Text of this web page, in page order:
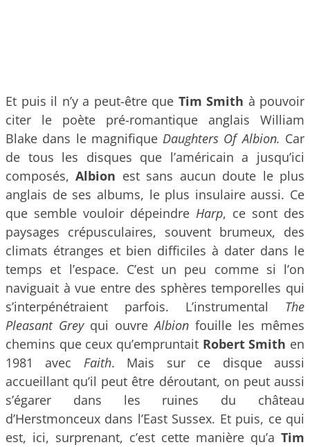
Et puis il n’y a peut-être que Tim Smith à pouvoir
citer le poète pré-romantique anglais William
Blake dans le magnifiqueDaughters Of Albion. Car
de tous les disques que l’américain a jusqu’ici
composés,Albion est sans aucun doute le plus
anglais de ses albums, le plus insulaire aussi. Ce
que semble vouloir dépeindre Harp, ce sont des
paysages crépusculaires, souvent brumeux, des
climats étranges et bien difficiles à dater dans le
temps et l’espace. C’est un peu comme si l’on
naviguait à vue entre des sphères temporelles qui
s’interpénétraient parfois. L’instrumental The
Pleasant Greyqui ouvreAlbion fouille les mêmes
chemins que ceux qu’empruntait Robert Smith en
1981 avec Faith. Mais sur ce disque aussi
accueillant qu’il peut être déroutant, on peut aussi
s’égarer dans les ruines du château
d’Herstmonceux dans l’East Sussex. Et puis, ce qui
est, ici, surprenant, c’est cette manière qu’a Tim